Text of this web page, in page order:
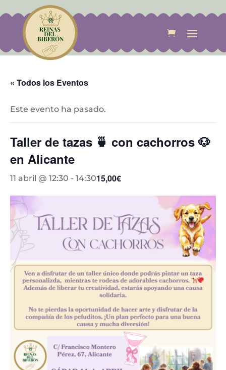
« Todos los Eventos
Este evento ha pasado.
Taller de tazas 🍵 con cachorros 🐶
en Alicante
11 abril @ 12:30 - 14:3015,00€